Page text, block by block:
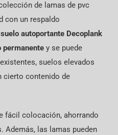
de lamas de pvc
con un respaldo
suelo autoportante Decoplank
permanentey se puede
suelos elevados
cierto contenido de
fácil colocación, ahorrando
las lamas pueden